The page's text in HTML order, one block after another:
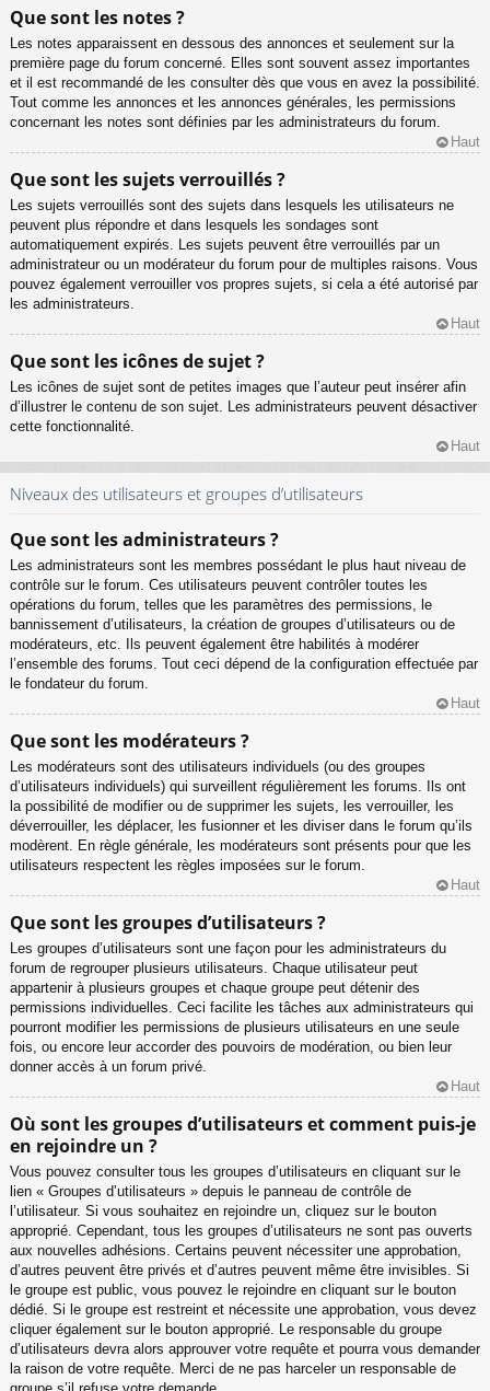
Que sont les notes ?
Les notes apparaissent en dessous des annonces et seulement sur la
première page du forum concerné. Elles sont souvent assez importantes
et il est recommandé de les consulter dès que vous en avez la possibilité.
Tout comme les annonces et les annonces générales, les permissions
concernant les notes sont définies par les administrateurs du forum.
Haut
Que sont les sujets verrouillés ?
Les sujets verrouillés sont des sujets dans lesquels les utilisateurs ne
peuvent plus répondre et dans lesquels les sondages sont
automatiquement expirés. Les sujets peuvent être verrouillés par un
administrateur ou un modérateur du forum pour de multiples raisons. Vous
pouvez également verrouiller vos propres sujets, si cela a été autorisé par
les administrateurs.
Haut
Que sont les icônes de sujet ?
Les icônes de sujet sont de petites images que l’auteur peut insérer afin
d’illustrer le contenu de son sujet. Les administrateurs peuvent désactiver
cette fonctionnalité.
Haut
Niveaux des utilisateurs et groupes d’utilisateurs
Que sont les administrateurs ?
Les administrateurs sont les membres possédant le plus haut niveau de
contrôle sur le forum. Ces utilisateurs peuvent contrôler toutes les
opérations du forum, telles que les paramètres des permissions, le
bannissement d’utilisateurs, la création de groupes d’utilisateurs ou de
modérateurs, etc. Ils peuvent également être habilités à modérer
l’ensemble des forums. Tout ceci dépend de la configuration effectuée par
le fondateur du forum.
Haut
Que sont les modérateurs ?
Les modérateurs sont des utilisateurs individuels (ou des groupes
d’utilisateurs individuels) qui surveillent régulièrement les forums. Ils ont
la possibilité de modifier ou de supprimer les sujets, les verrouiller, les
déverrouiller, les déplacer, les fusionner et les diviser dans le forum qu’ils
modèrent. En règle générale, les modérateurs sont présents pour que les
utilisateurs respectent les règles imposées sur le forum.
Haut
Que sont les groupes d’utilisateurs ?
Les groupes d’utilisateurs sont une façon pour les administrateurs du
forum de regrouper plusieurs utilisateurs. Chaque utilisateur peut
appartenir à plusieurs groupes et chaque groupe peut détenir des
permissions individuelles. Ceci facilite les tâches aux administrateurs qui
pourront modifier les permissions de plusieurs utilisateurs en une seule
fois, ou encore leur accorder des pouvoirs de modération, ou bien leur
donner accès à un forum privé.
Haut
Où sont les groupes d’utilisateurs et comment puis-je
en rejoindre un ?
Vous pouvez consulter tous les groupes d’utilisateurs en cliquant sur le
lien « Groupes d’utilisateurs » depuis le panneau de contrôle de
l’utilisateur. Si vous souhaitez en rejoindre un, cliquez sur le bouton
approprié. Cependant, tous les groupes d’utilisateurs ne sont pas ouverts
aux nouvelles adhésions. Certains peuvent nécessiter une approbation,
d’autres peuvent être privés et d’autres peuvent même être invisibles. Si
le groupe est public, vous pouvez le rejoindre en cliquant sur le bouton
dédié. Si le groupe est restreint et nécessite une approbation, vous devez
cliquer également sur le bouton approprié. Le responsable du groupe
d’utilisateurs devra alors approuver votre requête et pourra vous demander
la raison de votre requête. Merci de ne pas harceler un responsable de